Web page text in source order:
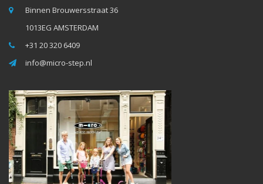
Binnen Brouwersstraat 36
1013EG AMSTERDAM
+31 20 320 6409
info@micro-step.nl